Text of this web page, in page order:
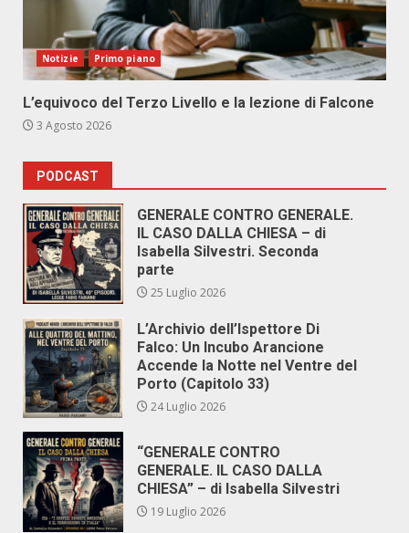
Notizie Primo piano
L’equivoco del Terzo Livello e la lezione di Falcone
3 Agosto 2026
PODCAST
GENERALE CONTRO GENERALE.
IL CASO DALLA CHIESA – di
Isabella Silvestri. Seconda
parte
25 Luglio 2026
L’Archivio dell’Ispettore Di
Falco: Un Incubo Arancione
Accende la Notte nel Ventre del
Porto (Capitolo 33)
24 Luglio 2026
“GENERALE CONTRO
GENERALE. IL CASO DALLA
CHIESA” – di Isabella Silvestri
19 Luglio 2026